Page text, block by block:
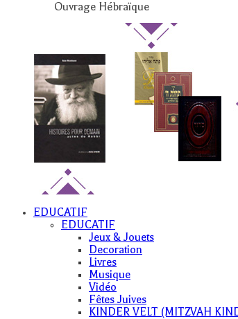
Ouvrage Hébraïque
EDUCATIF
EDUCATIF
Jeux & Jouets
Decoration
Livres
Musique
Vidéo
Fêtes Juives
KINDER VELT (MITZVAH